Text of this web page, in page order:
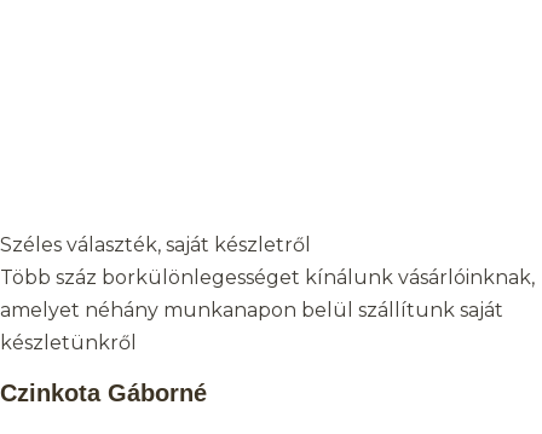
Széles választék, saját készletről
Több száz borkülönlegességet kínálunk vásárlóinknak,
amelyet néhány munkanapon belül szállítunk saját
készletünkről
Czinkota Gáborné